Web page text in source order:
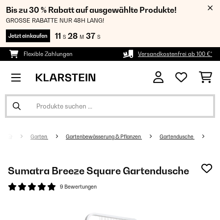
Bis zu 30 % Rabatt auf ausgewählte Produkte!
GROSSE RABATTE NUR 48H LANG!
Jetzt einkaufen 11 S 28 M 36 S
Flexible Zahlungen Versandkostenfrei ab 100 €*
Garten Gartenbewässerung & Pflanzen Gartendusche
Sumatra Breeze Square Gartendusche
9 Bewertungen